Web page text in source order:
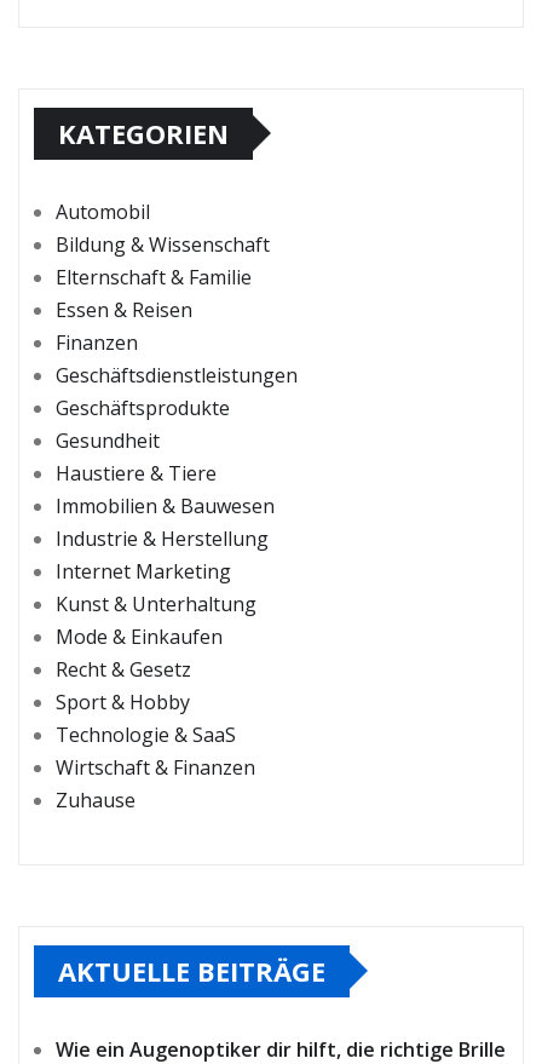
KATEGORIEN
Automobil
Bildung & Wissenschaft
Elternschaft & Familie
Essen & Reisen
Finanzen
Geschäftsdienstleistungen
Geschäftsprodukte
Gesundheit
Haustiere & Tiere
Immobilien & Bauwesen
Industrie & Herstellung
Internet Marketing
Kunst & Unterhaltung
Mode & Einkaufen
Recht & Gesetz
Sport & Hobby
Technologie & SaaS
Wirtschaft & Finanzen
Zuhause
AKTUELLE BEITRÄGE
Wie ein Augenoptiker dir hilft, die richtige Brille